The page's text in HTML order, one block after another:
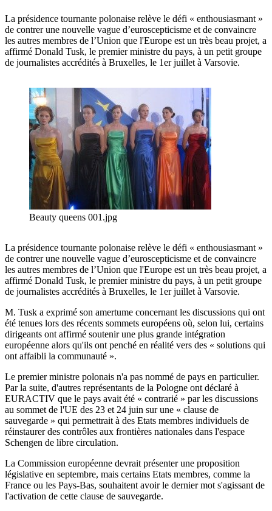
La présidence tournante polonaise relève le défi « enthousiasmant »
de contrer une nouvelle vague d’euroscepticisme et de convaincre
les autres membres de l’Union que l'Europe est un très beau projet, a
affirmé Donald Tusk, le premier ministre du pays, à un petit groupe
de journalistes accrédités à Bruxelles, le 1er juillet à Varsovie.
Beauty queens 001.jpg
La présidence tournante polonaise relève le défi « enthousiasmant »
de contrer une nouvelle vague d’euroscepticisme et de convaincre
les autres membres de l’Union que l'Europe est un très beau projet, a
affirmé Donald Tusk, le premier ministre du pays, à un petit groupe
de journalistes accrédités à Bruxelles, le 1er juillet à Varsovie.
M. Tusk a exprimé son amertume concernant les discussions qui ont
été tenues lors des récents sommets européens où, selon lui, certains
dirigeants ont affirmé soutenir une plus grande intégration
européenne alors qu'ils ont penché en réalité vers des « solutions qui
ont affaibli la communauté ».
Le premier ministre polonais n'a pas nommé de pays en particulier.
Par la suite, d'autres représentants de la Pologne ont déclaré à
EURACTIV que le pays avait été « contrarié » par les discussions
au sommet de l'UE des 23 et 24 juin sur une « clause de
sauvegarde » qui permettrait à des Etats membres individuels de
réinstaurer des contrôles aux frontières nationales dans l'espace
Schengen de libre circulation.
La Commission européenne devrait présenter une proposition
législative en septembre, mais certains Etats membres, comme la
France ou les Pays-Bas, souhaitent avoir le dernier mot s'agissant de
l'activation de cette clause de sauvegarde.